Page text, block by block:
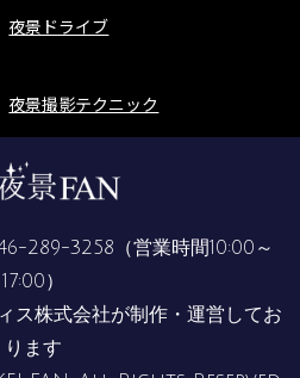
夜景ドライブ
夜景撮影テクニック
289-3258 （営業時間10:00～
17:00）
ス株式会社が制作・運営してお
ります